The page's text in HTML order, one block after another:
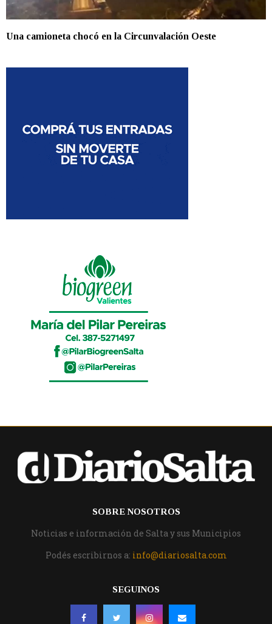
Una camioneta chocó en la Circunvalación Oeste
SOBRE NOSOTROS
Noticias e información de Salta y sus Municipios
Podés escribirnos a: info@diariosalta.com
SEGUINOS